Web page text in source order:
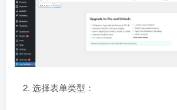
选择表单类型：